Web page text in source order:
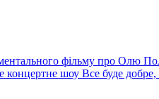
фільму про Олю
шоу Все буде